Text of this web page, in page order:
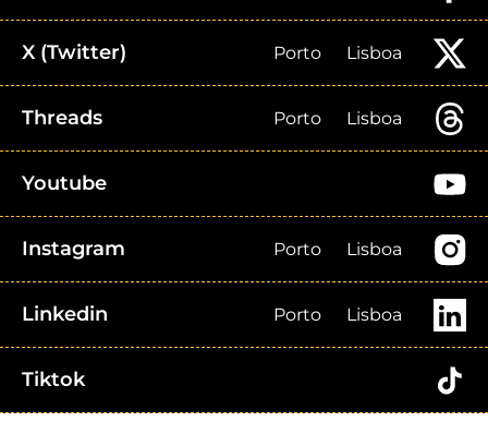
X (Twitter) Porto Lisboa
Threads Porto Lisboa
Youtube
Instagram Porto Lisboa
Linkedin Porto Lisboa
Tiktok